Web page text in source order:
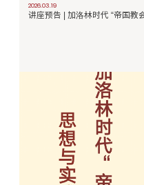
2026.03.19
讲座预告 | 加